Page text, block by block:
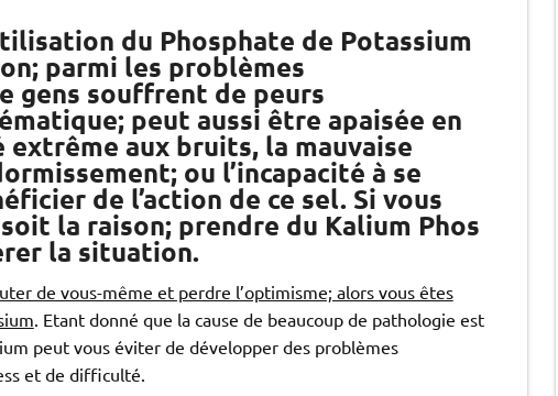
du Phosphate de Potassium
parmi les problèmes
gens souffrent de peurs
peut aussi être apaisée en
aux bruits, la mauvaise
ou l’incapacité à se
de l’action de ce sel. Si vous
la raison; prendre du Kalium Phos
la situation.
de vous-même et perdre l’optimisme; alors vous êtes
. Etant donné que la cause de beaucoup de pathologie est
peut vous éviter de développer des problèmes
et de difficulté.